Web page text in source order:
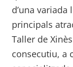
d’una variada
principals
Taller de
consecutiu, a